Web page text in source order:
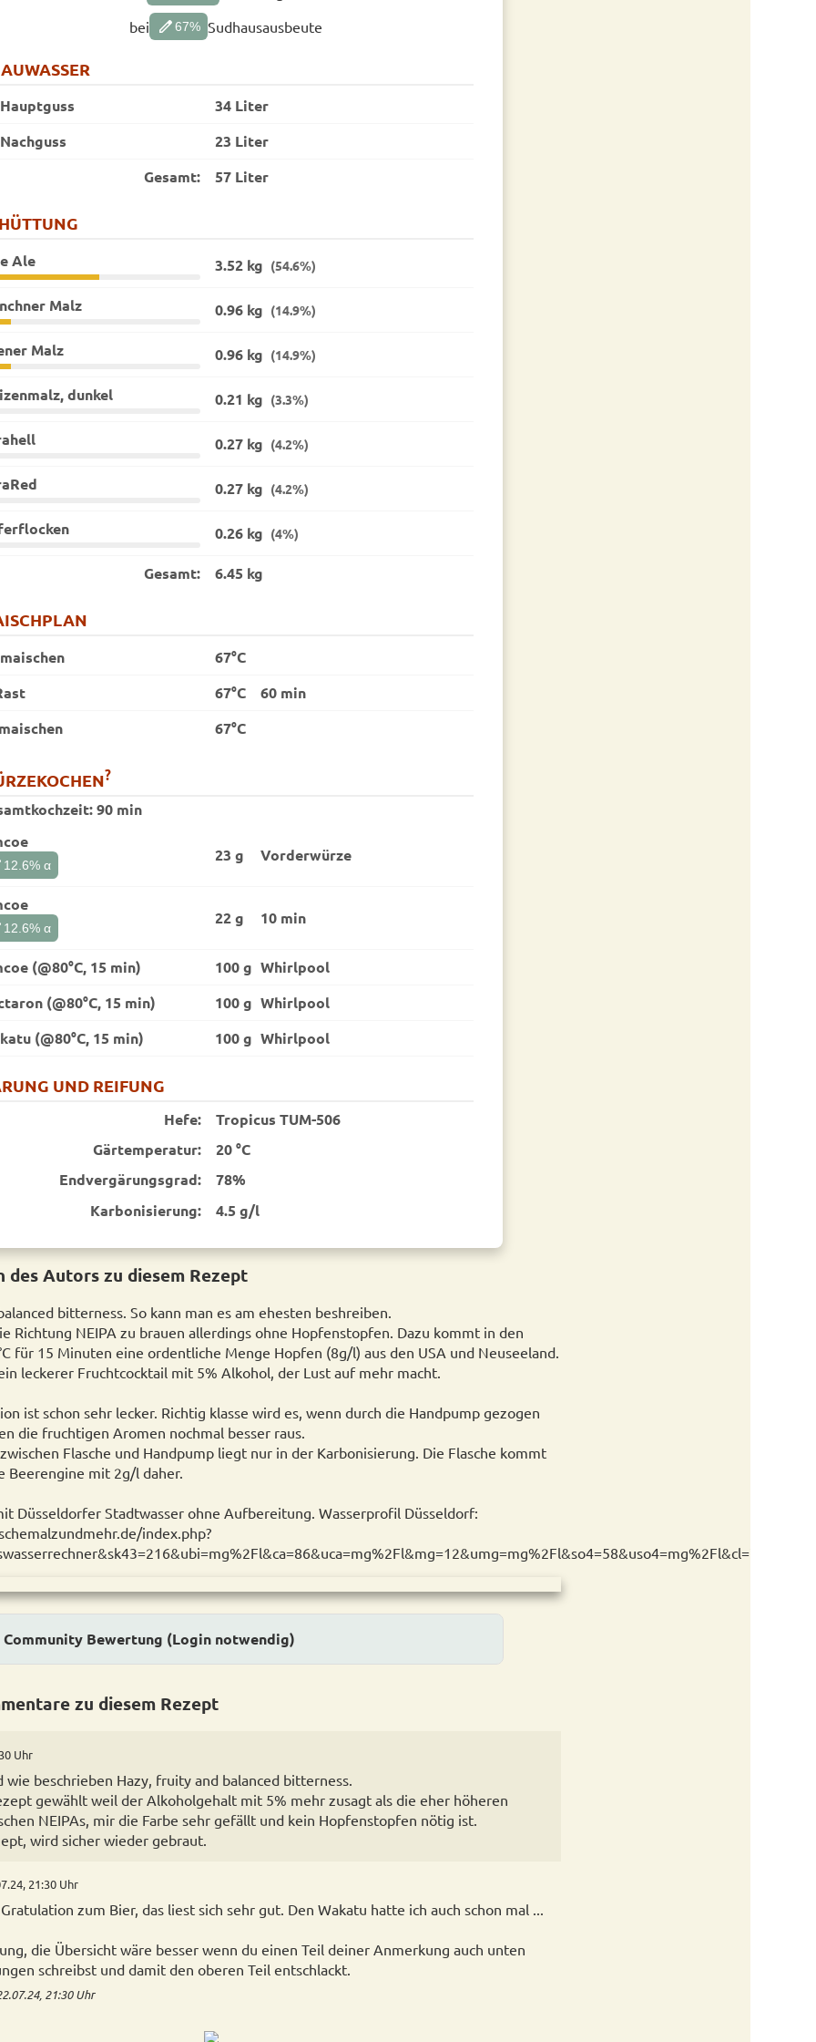
bei edit67% Sudhausausbeute
Hauptguss
34 Liter
Nachguss
23 Liter
Gesamt:
57 Liter
Ale 3.52 kg (54.6%)
Malz 0.96 kg (14.9%)
Malz 0.96 kg (14.9%)
dunkel 0.21 kg (3.3%)
0.27 kg (4.2%)
0.27 kg (4.2%)
0.26 kg (4%)
Gesamt: 6.45 kg
67°C
67°C
60 min
67°C
?
90 min
12.6% α
23 g Vorder­würze
12.6% α
22 g 10 min
(@80°C, 15 min) 100 g Whirlpool
(@80°C, 15 min)
100 g Whirlpool
(@80°C, 15 min)
100 g Whirlpool
UND REIFUNG
Hefe:
Tropicus TUM-506
Gärtemperatur:
20 °C
End­vergärungsgrad:
78%
Karbonisierung:
4.5 g/l
des Autors zu diesem Rezept
bitterness. So kann man es am ehesten beshreiben.
Richtung NEIPA zu brauen allerdings ohne Hopfenstopfen. Dazu kommt in den
für 15 Minuten eine ordentliche Menge Hopfen (8g/l) aus den USA und Neuseeland.
leckerer Fruchtcocktail mit 5% Alkohol, der Lust auf mehr macht.
ist schon sehr lecker. Richtig klasse wird es, wenn durch die Handpump gezogen
die fruchtigen Aromen nochmal besser raus.
Flasche und Handpump liegt nur in der Karbonisierung. Die Flasche kommt
Beerengine mit 2g/l daher.
Düsseldorfer Stadtwasser ohne Aufbereitung. Wasserprofil Düsseldorf:
index.php?
Community Bewertung (Login notwendig)
zu diesem Rezept
Uhr
wie beschrieben Hazy, fruity and balanced bitterness.
gewählt weil der Alkoholgehalt mit 5% mehr zusagt als die eher höheren
NEIPAs, mir die Farbe sehr gefällt und kein Hopfenstopfen nötig ist.
wird sicher wieder gebraut.
21:30 Uhr
zum Bier, das liest sich sehr gut. Den Wakatu hatte ich auch schon mal ...
die Übersicht wäre besser wenn du einen Teil deiner Anmerkung auch unten
schreibst und damit den oberen Teil entschlackt.
21:30 Uhr